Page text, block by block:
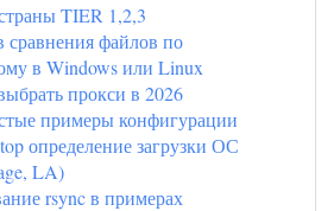
TIER 1,2,3
сравнения файлов по
в Windows или Linux
прокси в 2026
примеры конфигурации
определение загрузки ОС
LA)
rsync в примерах